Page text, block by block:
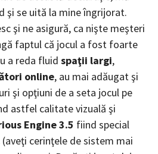
şi se uită la mine îngrijorat.
şi ne asigură, ca nişte meşteri
faptul că jocul a fost foarte
a reda fluid spaţii largi,
online, au mai adăugat şi
şi opţiuni de a seta jocul pe
astfel calitate vizuală şi
Engine 3.5 fiind special
cerinţele de sistem mai